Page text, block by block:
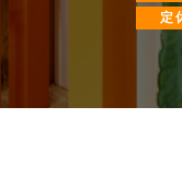
定